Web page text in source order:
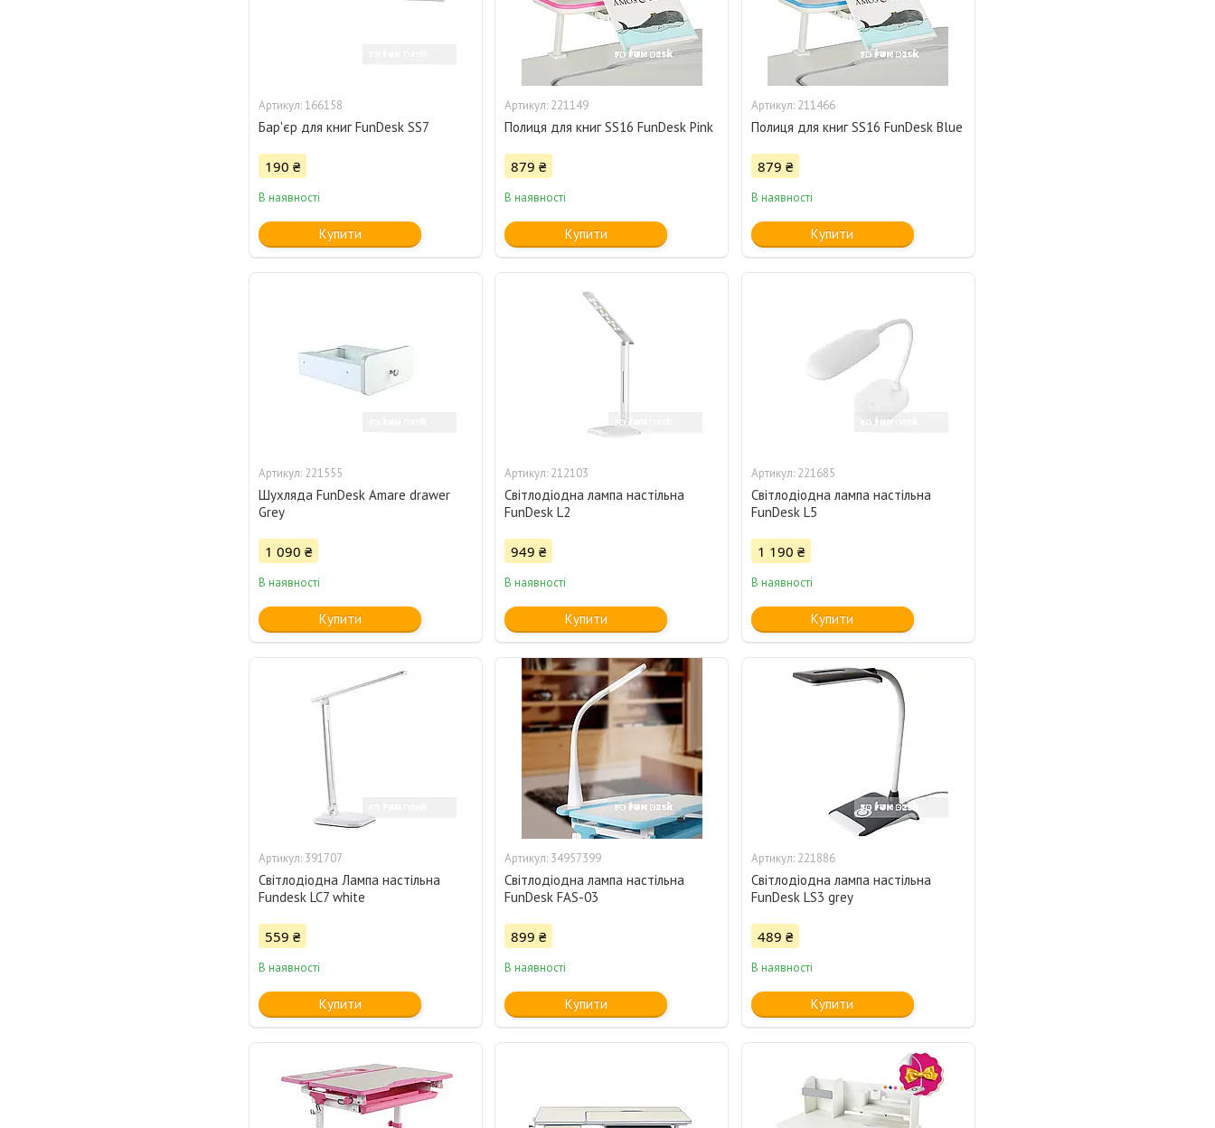
166158
Бар'єр для книг FunDesk SS7
190 ₴
В наявності
Купити
221149
Полиця для книг SS16 FunDesk Pink
879 ₴
В наявності
Купити
211466
Полиця для книг SS16 FunDesk Blue
879 ₴
В наявності
Купити
221555
Шухляда FunDesk Amare drawer
Grey
1 090 ₴
В наявності
Купити
212103
Світлодіодна лампа настільна
FunDesk L2
949 ₴
В наявності
Купити
221685
Світлодіодна лампа настільна
FunDesk L5
1 190 ₴
В наявності
Купити
391707
Світлодіодна Лампа настільна
Fundesk LC7 white
559 ₴
В наявності
Купити
34957399
Світлодіодна лампа настільна
FunDesk FAS-03
899 ₴
В наявності
Купити
221886
Світлодіодна лампа настільна
FunDesk LS3 grey
489 ₴
В наявності
Купити